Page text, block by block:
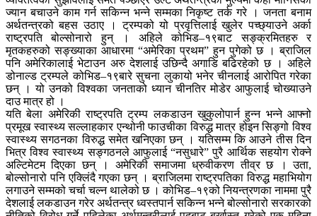
ज्यान बचाउने काम गर्न सकिन्न भन्ने सम्मका निकृष्ट तर्क गरे । जनता बनाम
अर्थतन्त्रको बहस उठाए । ट्रम्पको यो प्रवृत्तिलाई खुलेर पच्छ्याउने अर्का
राष्ट्रपति बोल्सोनारो हुन् । अहिले कोभिड–१९बाट सङ्क्रमितहरु र
मृतकहरुको सङ्ख्याका आधारमा “अमेरिका प्रथम” हुन पुगेको छ । ब्राजिल
पनि अमेरिकालाई भेटाउन अरु देशलाई उछिन्दै अगाडि बढिरहेको छ । अहिले
डोनाल्ड ट्रम्पले कोभिड–१९बारे सुचना लुकायो भनेर चीनलाई आरोपित गरेका
छन् । यो उनको विश्वका जनताको ध्यान चीनतिर मोडेर आफुलाई चोख्याउने
दाउ मात्र हो ।
यति बेला अमेरिकी राष्ट्रपति ट्रम्प लकडाउन खुकुलोपार्न हुन्न भन्ने आफ्नो
प्रमूख स्वास्थ्य सल्लाहकार एन्थोनी फाउचीका विरुद्ध मात्र होइन सिङ्गो विश्व
स्वास्थ्य सगठनका विरुद्ध समेत खनिएका छन् । यतिसम्म कि आउने तीस दिन
भित्र विश्व स्वास्थ्य सङ्गठनले आफुलाई “नसुधारे” पुरै आर्थिक सहयोग रोक्ने
अल्टिमेटम दिएका छन् । अमेरिकी समाजमा ध्रुवीकरण तीव्र छ । उता,
बोल्सोनारो पनि एक्लिंदै गएका छन् । ब्राजिलमा राष्ट्रपतिका विरुद्ध महाभियोग
लगाउने सम्मको चर्चा चल्न थालेको छ । कोभिड–१९को नियन्त्रणका नाममा पुरै
देशलाई लकडाउन गरेर अर्थतन्त्र ध्वस्तपार्न सकिन्न भन्ने बोल्सोनारो सरकारको